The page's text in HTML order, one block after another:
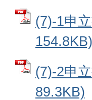
(7)-1申
154.8KB)
(7)-2申
89.3KB)